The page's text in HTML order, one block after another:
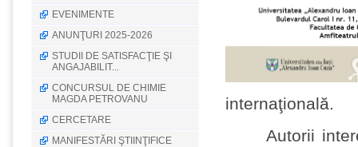
EVENIMENTE
ANUNŢURI 2025-2026
STUDII DE SATISFACŢIE ŞI
ANGAJABILIT...
CONCURSUL DE CHIMIE
MAGDA PETROVANU
CERCETARE
MANIFESTĂRI ŞTIINŢIFICE
internaţională.
Autorii